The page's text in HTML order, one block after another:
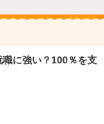
に強い？100％を支